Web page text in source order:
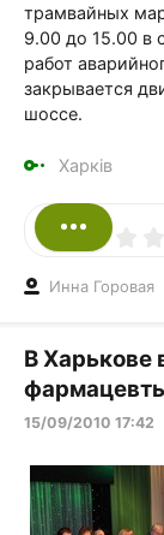
трамвайных
9.00 до 15.00 в
работ
закрывается
шоссе.
Харків
Инна Горовая
В Харькове
15/09/2010 17:42